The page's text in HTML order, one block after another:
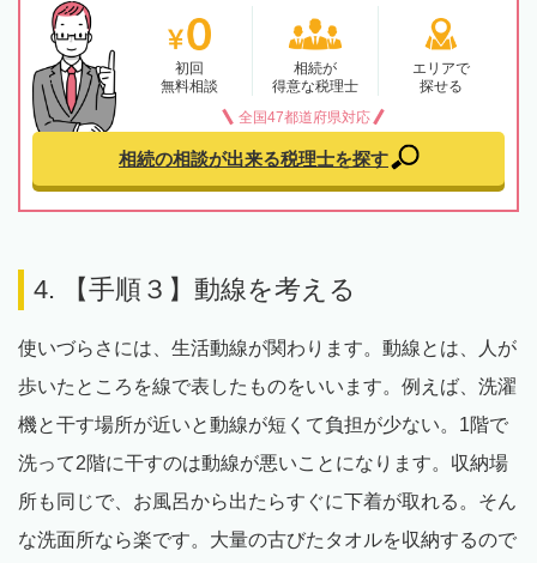
初回
無料相談
相続が
得意な税理士
エリアで
探せる
全国47都道府県対応
相続の相談が出来る税理士を探す
4. 【手順３】動線を考える
使いづらさには、生活動線が関わります。動線とは、人が
歩いたところを線で表したものをいいます。例えば、洗濯
機と干す場所が近いと動線が短くて負担が少ない。1階で
洗って2階に干すのは動線が悪いことになります。収納場
所も同じで、お風呂から出たらすぐに下着が取れる。そん
な洗面所なら楽です。大量の古びたタオルを収納するので